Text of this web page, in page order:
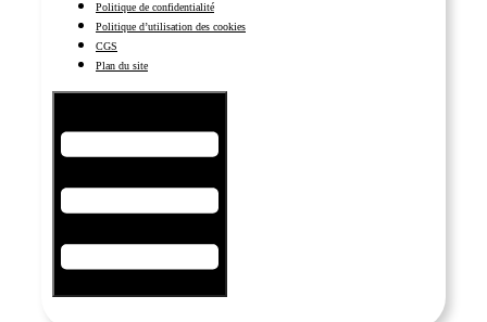
Politique de confidentialité
Politique d’utilisation des cookies
CGS
Plan du site